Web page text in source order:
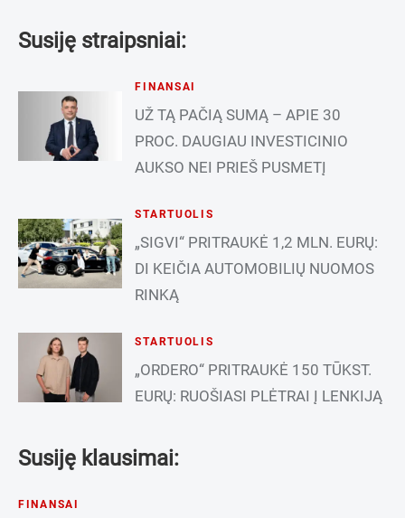
Susiję straipsniai:
FINANSAI
UŽ TĄ PAČIĄ SUMĄ – APIE 30
PROC. DAUGIAU INVESTICINIO
AUKSO NEI PRIEŠ PUSMETĮ
STARTUOLIS
„SIGVI“ PRITRAUKĖ 1,2 MLN. EURŲ:
DI KEIČIA AUTOMOBILIŲ NUOMOS
RINKĄ
STARTUOLIS
„ORDERO“ PRITRAUKĖ 150 TŪKST.
EURŲ: RUOŠIASI PLĖTRAI Į LENKIJĄ
Susiję klausimai:
FINANSAI